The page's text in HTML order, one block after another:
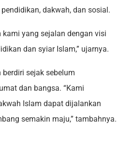
dakwah, dan sosial.
kami yang sejalan dengan visi
dan syiar Islam,” ujarnya.
sejak sebelum
dan bangsa. “Kami
Islam dapat dijalankan
semakin maju,” tambahnya.